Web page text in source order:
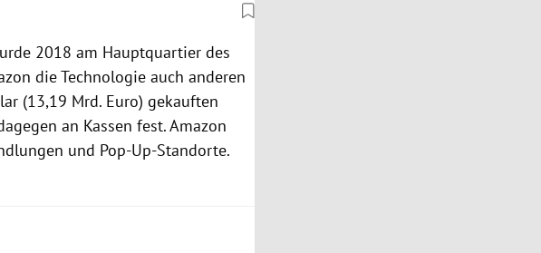
2018 am Hauptquartier des
die Technologie auch anderen
(13,19 Mrd. Euro) gekauften
an Kassen fest. Amazon
und Pop-Up-Standorte.